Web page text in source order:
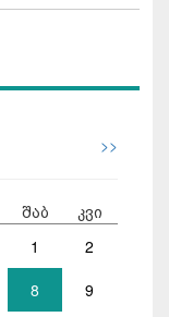
>>
შაბ კვი
1 2
8 9